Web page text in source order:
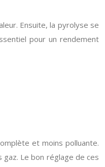
Ensuite, la pyrolyse se
pour un rendement
et moins polluante.
gaz. Le bon réglage de ces